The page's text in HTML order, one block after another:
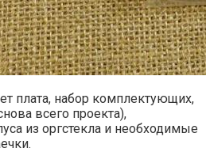
плата, набор комплектующих,
всего проекта),
из оргстекла и необходимые